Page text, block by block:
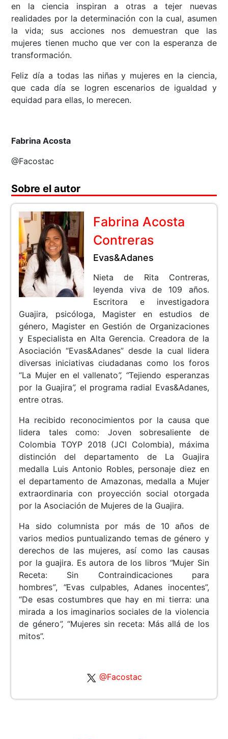
en la ciencia inspiran a otras a tejer nuevas
realidades por la determinación con la cual, asumen
la vida; sus acciones nos demuestran que las
mujeres tienen mucho que ver con la esperanza de
transformación.
Feliz día a todas las niñas y mujeres en la ciencia,
que cada día se logren escenarios de igualdad y
equidad para ellas, lo merecen.
Fabrina Acosta
@Facostac
Sobre el autor
Fabrina Acosta
Contreras
Evas&Adanes
Nieta de Rita Contreras,
leyenda viva de 109 años.
Escritora e investigadora
Guajira, psicóloga, Magister en estudios de
género, Magister en Gestión de Organizaciones
y Especialista en Alta Gerencia. Creadora de la
Asociación “Evas&Adanes” desde la cual lidera
diversas iniciativas ciudadanas como los foros
“La Mujer en el vallenato”, “Tejiendo esperanzas
por la Guajira”, el programa radial Evas&Adanes,
entre otras.
Ha recibido reconocimientos por la causa que
lidera tales como: Joven sobresaliente de
Colombia TOYP 2018 (JCI Colombia), máxima
distinción del departamento de La Guajira
medalla Luis Antonio Robles, personaje diez en
el departamento de Amazonas, medalla a Mujer
extraordinaria con proyección social otorgada
por la Asociación de Mujeres de la Guajira.
Ha sido columnista por más de 10 años de
varios medios puntualizando temas de género y
derechos de las mujeres, así como las causas
por la guajira. Es autora de los libros “Mujer Sin
Receta: Sin Contraindicaciones para
hombres”, “Evas culpables, Adanes inocentes”,
“De esas costumbres que hay en mi tierra: una
mirada a los imaginarios sociales de la violencia
de género”, “Mujeres sin receta: Más allá de los
mitos”.
@Facostac